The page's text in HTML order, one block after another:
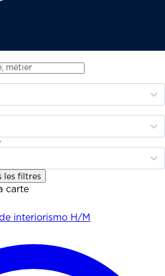
les filtres
carte
interiorismo H/M